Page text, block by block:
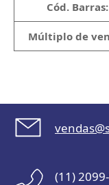
Cód. Barras:
Múltiplo de
(11)